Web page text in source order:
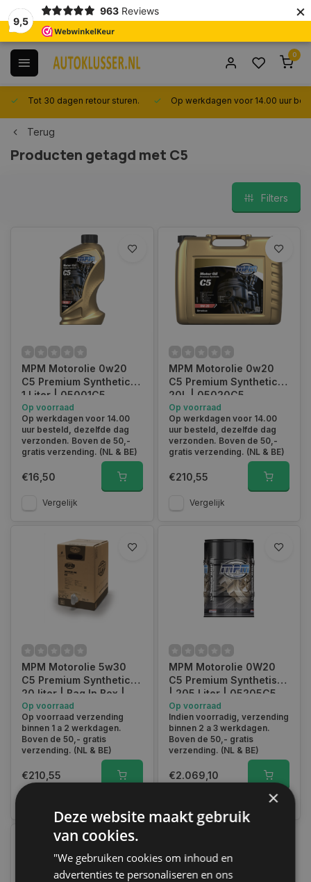
9,5
963 Reviews ×
0
Tot 30 dagen retour sturen. Op werkdagen voor 14.00 uur
Terug
Producten getagd met C5
Filters
MPM Motorolie 0w20
C5 Premium Synthetic |
1 Liter | 05001C5
Op voorraad
Op werkdagen voor 14.00
uur besteld, dezelfde dag
verzonden. Boven de 50,-
gratis verzending. (NL & BE)
€16,50
Vergelijk
MPM Motorolie 0w20
C5 Premium Synthetic |
20L | 05020C5
Op voorraad
Op werkdagen voor 14.00
uur besteld, dezelfde dag
verzonden. Boven de 50,-
gratis verzending. (NL & BE)
€210,55
Vergelijk
MPM Motorolie 5w30
C5 Premium Synthetic |
20 liter | Bag In Box |
05020C5
Op voorraad
Op voorraad verzending
binnen 1 a 2 werkdagen.
Boven de 50,- gratis
verzending. (NL & BE)
€210,55
MPM Motorolie 0W20
C5 Premium Synthetisch
| 205 Liter | 05205C5
Op voorraad
Indien voorradig, verzending
binnen 2 a 3 werkdagen.
Boven de 50,- gratis
verzending. (NL & BE)
€2.069,10
×
Deze website maakt gebruik
van cookies.
"We gebruiken cookies om inhoud en
advertenties te personaliseren en ons